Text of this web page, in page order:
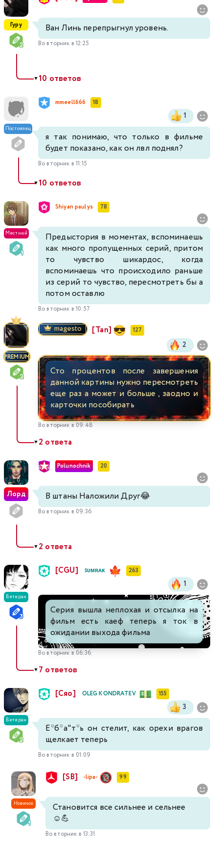
Гуру Ван Линь перепрыгнул уровень.
Во вторник в 12:25
▼10 ответов
Постоялец
mmeell666 18
1
я так понимаю, что только в фильме
будет показано, как он лвл поднял?
Во вторник в 11:15
▼10 ответов
Местный
Shiyan paulys 78
Предыстория в моментах, вспоминаешь
как много пропущенных серий, притом
то чувство шикардос, когда
вспоминаешь что происходило раньше
из серий то чувство, пересмотреть бы а
потом оставлю
Во вторник в 10:57
PREMIUM
magesto [Tan] 127
2
Сто процентов после завершения
данной картины нужно пересмотреть
еще раз а может и больше , заодно и
карточки пособирать
Во вторник в 09:48
▼2 ответа
Лорд
Polunochnik 20
В штаны Наложили Друг😂
Во вторник в 09:36
▼2 ответа
Ветеран
[CGU] ꜱᴜᴍʀᴀᴋ 263
1
Серия вышла неплохая и отсылка на
фильм есть каеф теперь я ток в
ожидании выхода фильма
Во вторник в 06:36
▼7 ответов
Ветеран
[Сяо] OLEG KONDRATEV 155
3
Е*б*а"т*ь он стелит, как орехи врагов
щелкает теперь
Во вторник в 01:09
Новичок
[SB] -lipa- 99
Становится все сильнее и сельнее
☺️💪
Во вторник в 13:31